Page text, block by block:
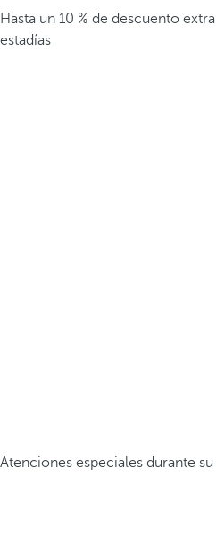
Hasta un 10 % de descuento
estadías
Atenciones especiales durante su